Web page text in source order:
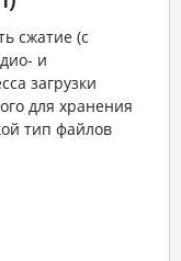
сжатие (с
и
загрузки
для хранения
тип файлов